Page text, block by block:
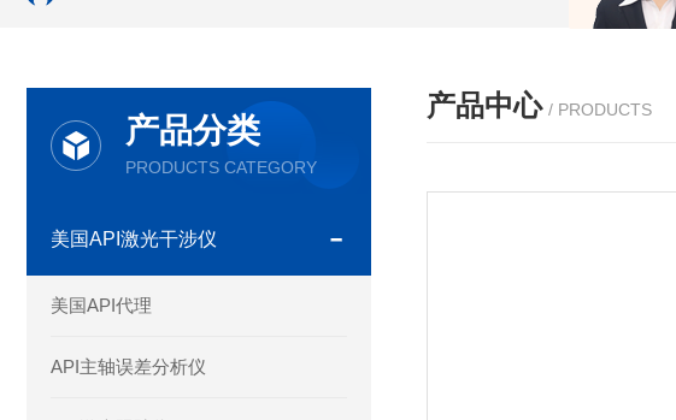
产品分类
PRODUCTS CATEGORY
美国API激光干涉仪
美国API代理
API主轴误差分析仪
产品中心 / PRODUCTS